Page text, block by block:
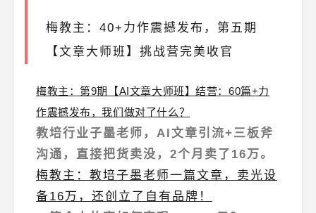
梅教主：40+力作震撼发布，第五期
【文章大师班】挑战营完美收官
梅教主：第9期【AI文章大师班】结营：60篇+力
作震撼发布，我们做对了什么？
教培行业子墨老师，AI文章引流+三板斧
沟通，直接把货卖没，2个月卖了16万。
梅教主：教培子墨老师一篇文章，卖光设
备16万，还创立了自有品牌！